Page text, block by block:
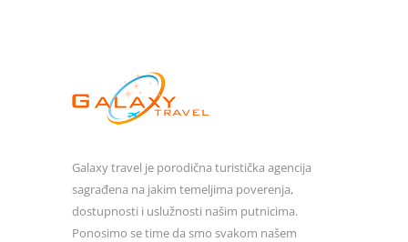
Galaxy travel je porodična turistička agencija
sagrađena na jakim temeljima poverenja,
dostupnosti i uslužnosti našim putnicima.
Ponosimo se time da smo svakom našem